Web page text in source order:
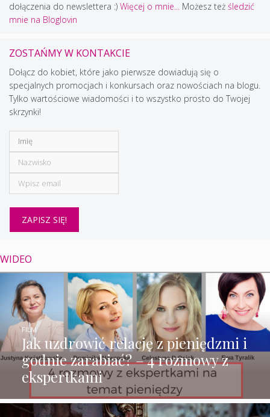
dołączenia do newslettera :) Więcej o mnie... Możesz też śledzić
mnie na Bloglovin
ZOSTAŃMY W KONTAKCIE
Dołącz do kobiet, które jako pierwsze dowiadują się o
specjalnych promocjach i konkursach oraz nowościach na blogu.
Tylko wartościowe wiadomości i to wszystko prosto do Twojej
skrzynki!
WIDEO
Jak uzdrowić relację z pieniędzmi i
godnie zarabiać? – 4 rozmowy z
ekspertkami
FILM